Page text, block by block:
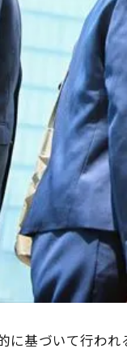
基づいて行わ